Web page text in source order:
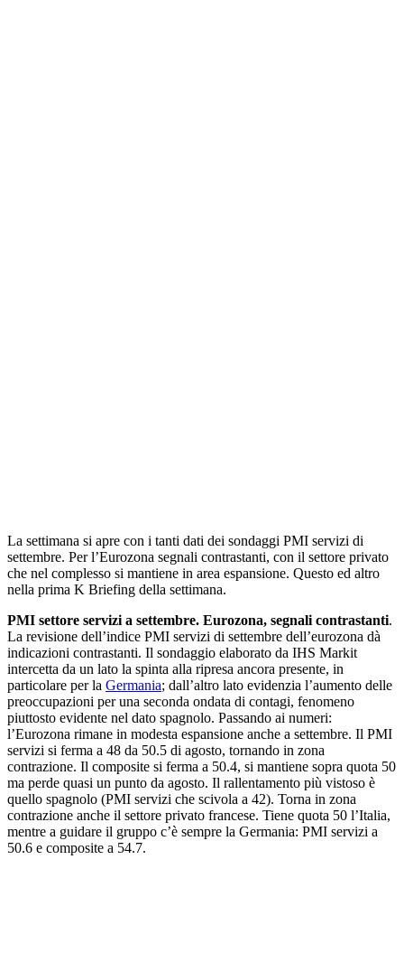
La settimana si apre con i tanti dati dei sondaggi PMI servizi di
settembre. Per l’Eurozona segnali contrastanti, con il settore privato
che nel complesso si mantiene in area espansione. Questo ed altro
nella prima K Briefing della settimana.
PMI settore servizi a settembre. Eurozona, segnali contrastanti.
La revisione dell’indice PMI servizi di settembre dell’eurozona dà
indicazioni contrastanti. Il sondaggio elaborato da IHS Markit
intercetta da un lato la spinta alla ripresa ancora presente, in
particolare per la Germania; dall’altro lato evidenzia l’aumento delle
preoccupazioni per una seconda ondata di contagi, fenomeno
piuttosto evidente nel dato spagnolo. Passando ai numeri:
l’Eurozona rimane in modesta espansione anche a settembre. Il PMI
servizi si ferma a 48 da 50.5 di agosto, tornando in zona
contrazione. Il composite si ferma a 50.4, si mantiene sopra quota 50
ma perde quasi un punto da agosto. Il rallentamento più vistoso è
quello spagnolo (PMI servizi che scivola a 42). Torna in zona
contrazione anche il settore privato francese. Tiene quota 50 l’Italia,
mentre a guidare il gruppo c’è sempre la Germania: PMI servizi a
50.6 e composite a 54.7.